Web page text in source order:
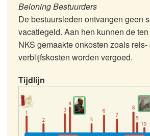
Beloning Bestuurders
De bestuursleden ontvangen geen
vacatiegeld. Aan hen kunnen de
NKS gemaakte onkosten zoals reis-
verblijfskosten worden vergoed.
Tijdlijn